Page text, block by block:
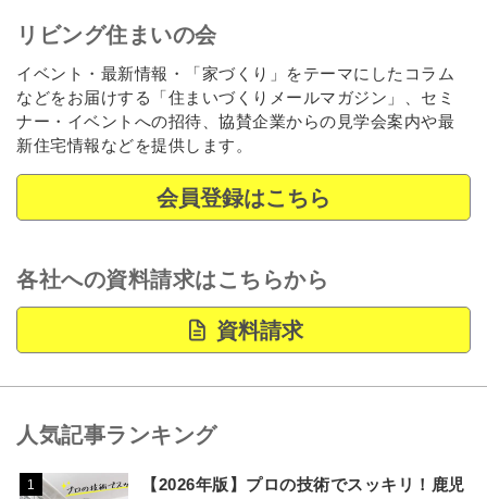
リビング住まいの会
イベント・最新情報・「家づくり」をテーマにしたコラム
などをお届けする「住まいづくりメールマガジン」、セミ
ナー・イベントへの招待、協賛企業からの見学会案内や最
新住宅情報などを提供します。
会員登録はこちら
各社への資料請求はこちらから
資料請求
人気記事ランキング
1
【2026年版】プロの技術でスッキリ！鹿児